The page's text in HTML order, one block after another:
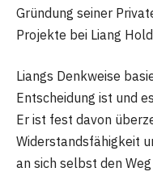
Gründung seiner
Projekte bei Liang
Liangs Denkweise
Entscheidung ist und
Er ist fest davon
Widerstandsfähigkeit
an sich selbst den